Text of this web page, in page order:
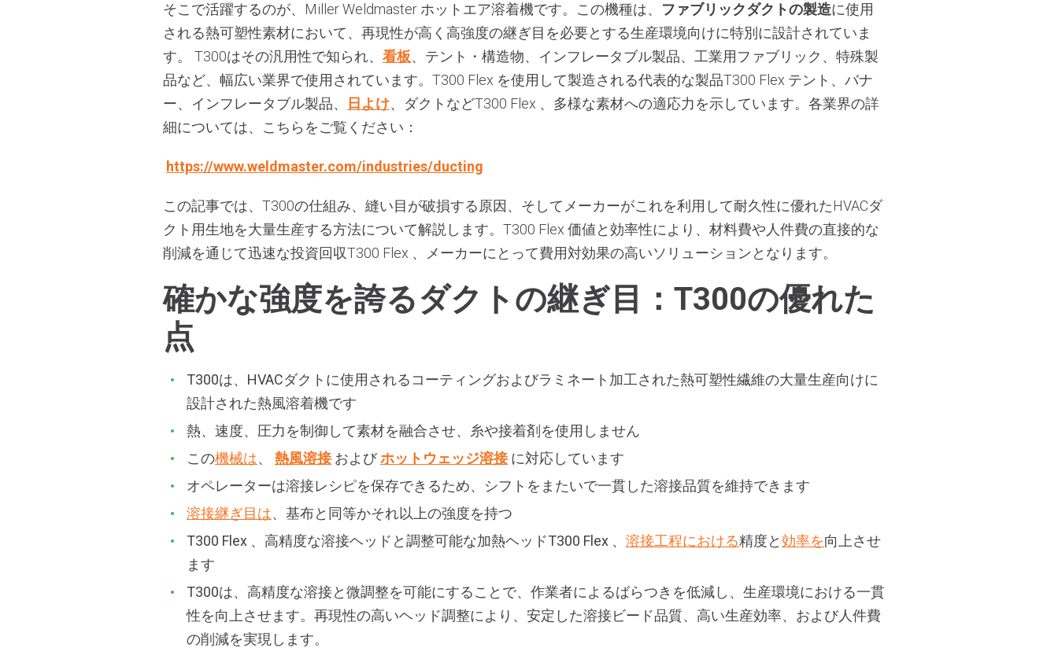
そこで活躍するのが、Miller Weldmaster ホットエア溶着機です。この機種は、 ファブリックダクトの製造に使用
される熱可塑性素材において、再現性が高く高強度の継ぎ目を必要とする生産環境向けに特別に設計されていま
す。 T300はその汎用性で知られ、 看板、テント・構造物、インフレータブル製品、工業用ファブリック、特殊製
品など、幅広い業界で使用されています。T300 Flex を使用して製造される代表的な製品T300 Flex テント、バナ
ー、インフレータブル製品、
日よけ、ダクトなどT300 Flex 、多様な素材への適応力を示しています。各業界の詳
細については、こちらをご覧ください：
https://www.weldmaster.com/industries/ducting
この記事では、T300の仕組み、縫い目が破損する原因、そしてメーカーがこれを利用して耐久性に優れたHVACダ
クト用生地を大量生産する方法について解説します。T300 Flex 価値と効率性により、材料費や人件費の直接的な
削減を通じて迅速な投資回収T300 Flex 、メーカーにとって費用対効果の高いソリューションとなります。
確かな強度を誇るダクトの継ぎ目：T300の優れた
点
T300は、HVACダクトに使用されるコーティングおよびラミネート加工された熱可塑性繊維の大量生産向けに
設計された熱風溶着機です
熱、速度、圧力を制御して素材を融合させ、糸や接着剤を使用しません
この機械は、 熱風溶接およびホットウェッジ溶接に対応しています
オペレーターは溶接レシピを保存できるため、シフトをまたいで一貫した溶接品質を維持できます
溶接継ぎ目は、基布と同等かそれ以上の強度を持つ
T300 Flex 、高精度な溶接ヘッドと調整可能な加熱ヘッドT300 Flex 、 溶接工程における精度と効率を向上させ
ます
T300は、高精度な溶接と微調整を可能にすることで、作業者によるばらつきを低減し、生産環境における一貫
性を向上させます。再現性の高いヘッド調整により、安定した溶接ビード品質、高い生産効率、および人件費
の削減を実現します。